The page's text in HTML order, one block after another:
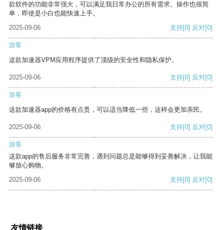
款软件的功能非常强大，可以满足我日常办公的所有需求。操作也很简
单，即使是小白也能快速上手。
2025-09-06
支持[0] 反对[0]
游客
这款加速器VPM应用程序提供了顶级的安全性和隐私保护。
2025-09-06 支持[0] 反对[0]
游客
这款加速器app的价格有点贵，可以适当降低一些，这样会更加亲民。
2025-09-06 支持[0] 反对[0]
游客
这款app的售后服务非常完善，遇到问题总是能够得到妥善解决，让我能
够放心购物。
2025-09-06
支持[0] 反对[0]
友情链接